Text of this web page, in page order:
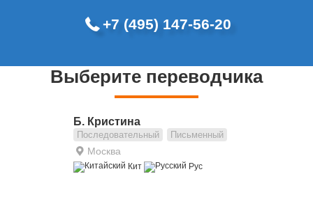
+7 (495) 147-56-20
Выберите переводчика
Б. Кристина
Последовательный Письменный
Москва
Кит Рус